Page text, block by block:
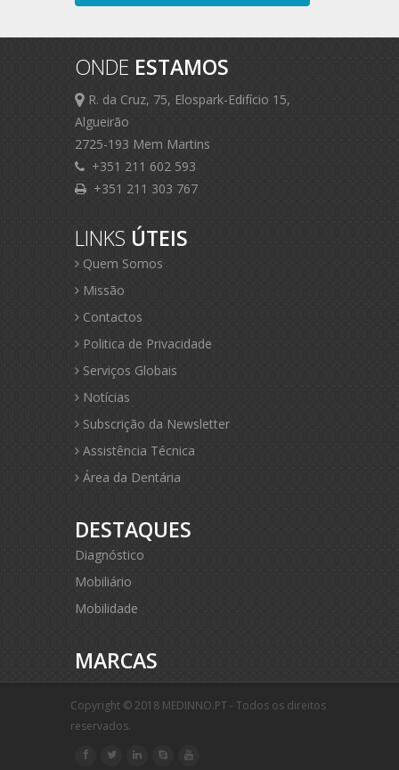
ONDE ESTAMOS
R. da Cruz, 75, Elospark-Edifício 15,
Algueirão
2725-193 Mem Martins
+351 211 602 593
+351 211 303 767
LINKS ÚTEIS
Quem Somos
Missão
Contactos
Politica de Privacidade
Serviços Globais
Notícias
Subscrição da Newsletter
Assistência Técnica
Área da Dentária
DESTAQUES
Diagnóstico
Mobiliário
Mobilidade
MARCAS
Copyright © 2018 MEDINNO.PT - Todos os direitos
reservados.